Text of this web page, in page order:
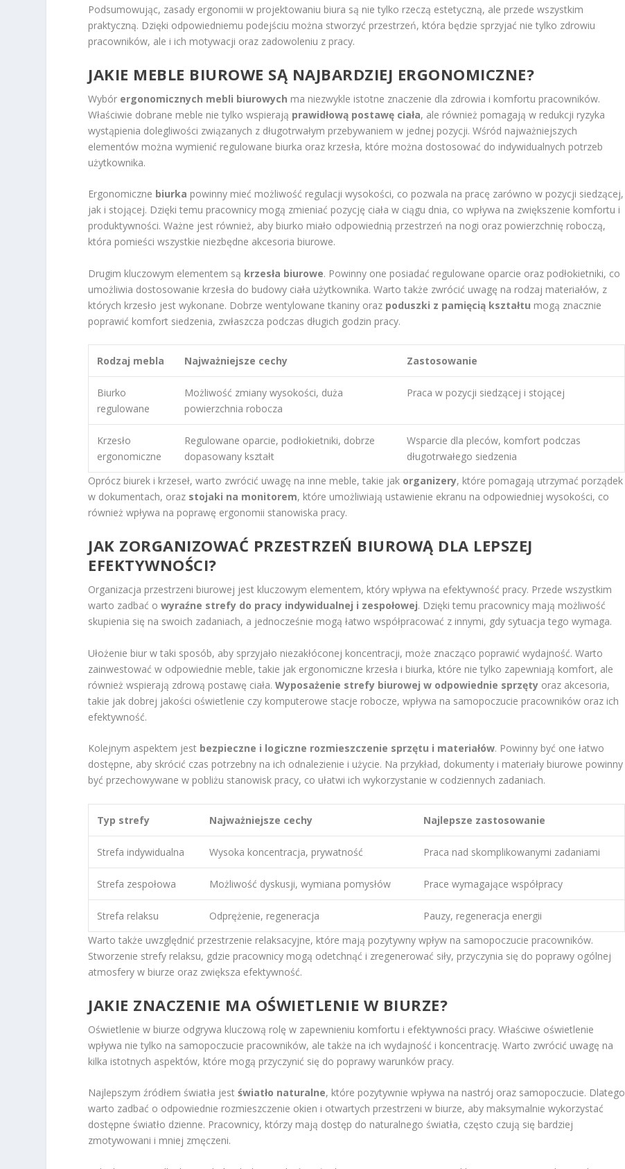
Podsumowując, zasady ergonomii w projektowaniu biura są nie tylko rzeczą estetyczną, ale przede wszystkim
praktyczną. Dzięki odpowiedniemu podejściu można stworzyć przestrzeń, która będzie sprzyjać nie tylko zdrowiu
pracowników, ale i ich motywacji oraz zadowoleniu z pracy.
JAKIE MEBLE BIUROWE SĄ NAJBARDZIEJ ERGONOMICZNE?
Wybór ergonomicznych mebli biurowych ma niezwykle istotne znaczenie dla zdrowia i komfortu pracowników.
Właściwie dobrane meble nie tylko wspierają prawidłową postawę ciała, ale również pomagają w redukcji ryzyka
wystąpienia dolegliwości związanych z długotrwałym przebywaniem w jednej pozycji. Wśród najważniejszych
elementów można wymienić regulowane biurka oraz krzesła, które można dostosować do indywidualnych potrzeb
użytkownika.
Ergonomiczne biurka powinny mieć możliwość regulacji wysokości, co pozwala na pracę zarówno w pozycji siedzącej,
jak i stojącej. Dzięki temu pracownicy mogą zmieniać pozycję ciała w ciągu dnia, co wpływa na zwiększenie komfortu i
produktywności. Ważne jest również, aby biurko miało odpowiednią przestrzeń na nogi oraz powierzchnię roboczą,
która pomieści wszystkie niezbędne akcesoria biurowe.
Drugim kluczowym elementem są krzesła biurowe. Powinny one posiadać regulowane oparcie oraz podłokietniki, co
umożliwia dostosowanie krzesła do budowy ciała użytkownika. Warto także zwrócić uwagę na rodzaj materiałów, z
których krzesło jest wykonane. Dobrze wentylowane tkaniny oraz poduszki z pamięcią kształtu mogą znacznie
poprawić komfort siedzenia, zwłaszcza podczas długich godzin pracy.
Rodzaj mebla Najważniejsze cechy Zastosowanie
Biurko
regulowane
Możliwość zmiany wysokości, duża
powierzchnia robocza
Praca w pozycji siedzącej i stojącej
Krzesło
ergonomiczne
Regulowane oparcie, podłokietniki, dobrze
dopasowany kształt
Wsparcie dla pleców, komfort podczas
długotrwałego siedzenia
Oprócz biurek i krzeseł, warto zwrócić uwagę na inne meble, takie jak organizery, które pomagają utrzymać porządek
w dokumentach, oraz stojaki na monitorem, które umożliwiają ustawienie ekranu na odpowiedniej wysokości, co
również wpływa na poprawę ergonomii stanowiska pracy.
JAK ZORGANIZOWAĆ PRZESTRZEŃ BIUROWĄ DLA LEPSZEJ
EFEKTYWNOŚCI?
Organizacja przestrzeni biurowej jest kluczowym elementem, który wpływa na efektywność pracy. Przede wszystkim
warto zadbać owyraźne strefy do pracy indywidualnej i zespołowej. Dzięki temu pracownicy mają możliwość
skupienia się na swoich zadaniach, a jednocześnie mogą łatwo współpracować z innymi, gdy sytuacja tego wymaga.
Ułożenie biur w taki sposób, aby sprzyjało niezakłóconej koncentracji, może znacząco poprawić wydajność. Warto
zainwestować w odpowiednie meble, takie jak ergonomiczne krzesła i biurka, które nie tylko zapewniają komfort, ale
również wspierają zdrową postawę ciała.Wyposażenie strefy biurowej w odpowiednie sprzęty oraz akcesoria,
takie jak dobrej jakości oświetlenie czy komputerowe stacje robocze, wpływa na samopoczucie pracowników oraz ich
efektywność.
Kolejnym aspektem jest bezpieczne i logiczne rozmieszczenie sprzętu i materiałów. Powinny być one łatwo
dostępne, aby skrócić czas potrzebny na ich odnalezienie i użycie. Na przykład, dokumenty i materiały biurowe powinny
być przechowywane w pobliżu stanowisk pracy, co ułatwi ich wykorzystanie w codziennych zadaniach.
Typ strefy Najważniejsze cechy Najlepsze zastosowanie
Strefa indywidualna Wysoka koncentracja, prywatność Praca nad skomplikowanymi zadaniami
Strefa zespołowa Możliwość dyskusji, wymiana pomysłów Prace wymagające współpracy
Strefa relaksu Odprężenie, regeneracja
Pauzy, regeneracja energii
Warto także uwzględnić przestrzenie relaksacyjne, które mają pozytywny wpływ na samopoczucie pracowników.
Stworzenie strefy relaksu, gdzie pracownicy mogą odetchnąć i zregenerować siły, przyczynia się do poprawy ogólnej
atmosfery w biurze oraz zwiększa efektywność.
JAKIE ZNACZENIE MA OŚWIETLENIE W BIURZE?
Oświetlenie w biurze odgrywa kluczową rolę w zapewnieniu komfortu i efektywności pracy. Właściwe oświetlenie
wpływa nie tylko na samopoczucie pracowników, ale także na ich wydajność i koncentrację. Warto zwrócić uwagę na
kilka istotnych aspektów, które mogą przyczynić się do poprawy warunków pracy.
Najlepszym źródłem światła jestświatło naturalne, które pozytywnie wpływa na nastrój oraz samopoczucie. Dlatego
warto zadbać o odpowiednie rozmieszczenie okien i otwartych przestrzeni w biurze, aby maksymalnie wykorzystać
dostępne światło dzienne. Pracownicy, którzy mają dostęp do naturalnego światła, często czują się bardziej
zmotywowani i mniej zmęczeni.